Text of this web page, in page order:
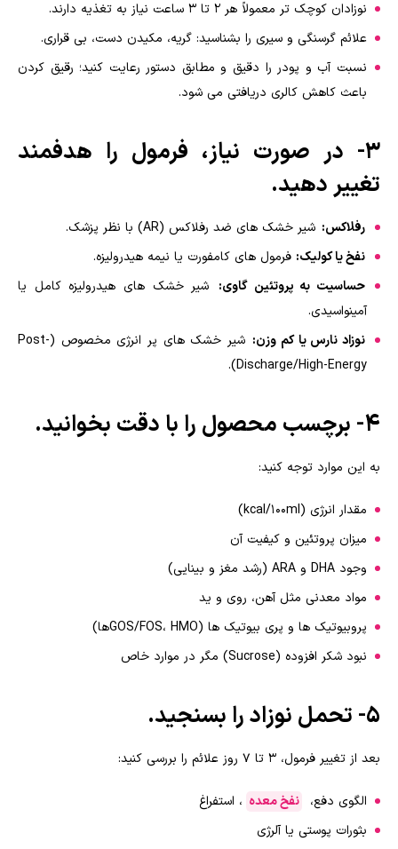
نوزادان کوچک تر معمولاً هر ۲ تا ۳ ساعت نیاز به تغذیه دارند.
علائم گرسنگی و سیری را بشناسید: گریه، مکیدن دست، بی قراری.
نسبت آب و پودر را دقیق و مطابق دستور رعایت کنید؛ رقیق کردن
باعث کاهش کالری دریافتی می شود.
۳- در صورت نیاز، فرمول را هدفمند
تغییر دهید.
رفلاکس: شیر خشک های ضد رفلاکس (AR) با نظر پزشک.
نفخ یا کولیک: فرمول های کامفورت یا نیمه هیدرولیزه.
حساسیت به پروتئین گاوی: شیر خشک های هیدرولیزه کامل یا
آمینواسیدی.
نوزاد نارس یا کم وزن:
شیر خشک های پر انرژی مخصوص (Post-
Discharge/High-Energy).
۴- برچسب محصول را با دقت بخوانید.
به این موارد توجه کنید:
مقدار انرژی (kcal/100ml)
میزان پروتئین و کیفیت آن
وجود DHA و ARA (رشد مغز و بینایی)
مواد معدنی مثل آهن، روی و ید
پروبیوتیک ها و پری بیوتیک ها (GOS/FOS، HMOها)
نبود شکر افزوده (Sucrose) مگر در موارد خاص
۵- تحمل نوزاد را بسنجید.
بعد از تغییر فرمول، ۳ تا ۷ روز علائم را بررسی کنید:
الگوی دفع، نفخ معده ، استفراغ
بثورات پوستی یا آلرژی